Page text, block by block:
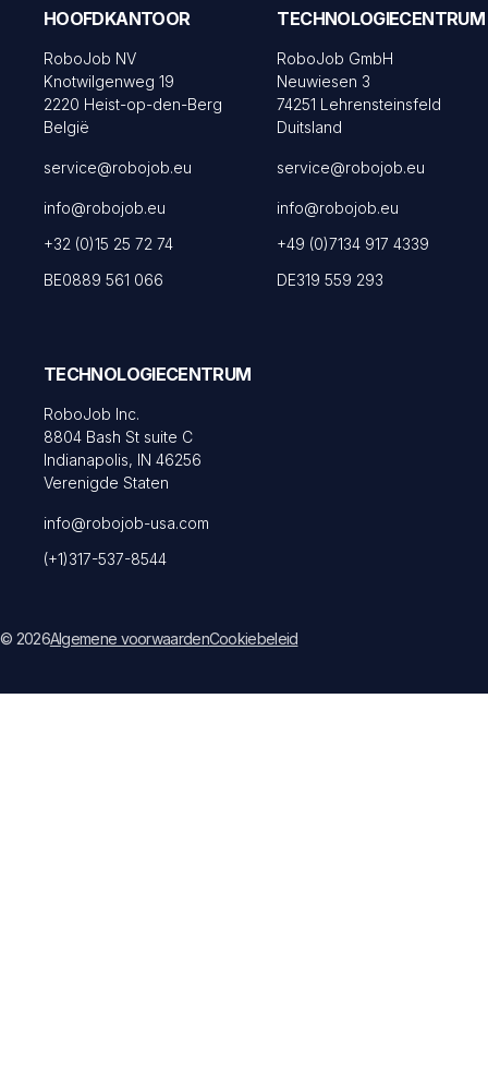
HOOFDKANTOOR
RoboJob NV
Knotwilgenweg 19
2220 Heist-op-den-Berg
België
service@robojob.eu
info@robojob.eu
+32 (0)15 25 72 74
BE0889 561 066
TECHNOLOGIECENTRUM
RoboJob GmbH
Neuwiesen 3
74251 Lehrensteinsfeld
Duitsland
service@robojob.eu
info@robojob.eu
+49 (0)7134 917 4339
DE319 559 293
TECHNOLOGIECENTRUM
RoboJob Inc.
8804 Bash St suite C
Indianapolis, IN 46256
Verenigde Staten
info@robojob-usa.com
(+1)317-537-8544
© 2026Algemene voorwaardenCookiebeleid